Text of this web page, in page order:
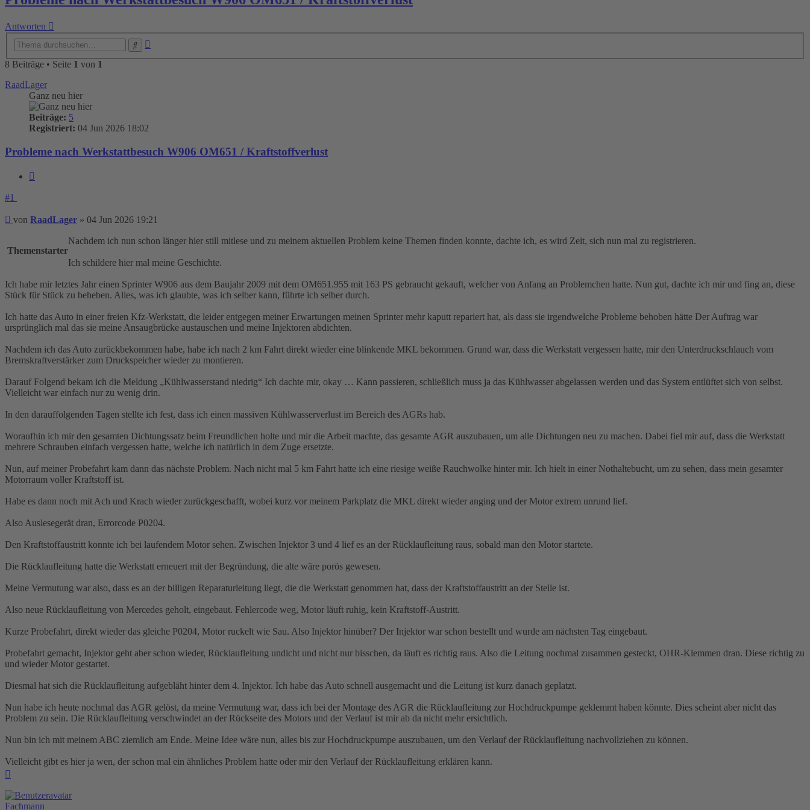
Antworten
8 Beiträge • Seite 1 von 1
RaadLager
Ganz neu hier
Beiträge: 5
Registriert: 04 Jun 2026 18:02
Probleme nach Werkstattbesuch W906 OM651 / Kraftstoffverlust
#1
Beitrag
von RaadLager » 04 Jun 2026 19:21
Themenstarter
Nachdem ich nun schon länger hier still mitlese und zu meinem aktuellen Problem keine Themen finden konnte, dachte ich, es wird Zeit, sich nun mal zu registrieren.
Ich schildere hier mal meine Geschichte.
Ich habe mir letztes Jahr einen Sprinter W906 aus dem Baujahr 2009 mit dem OM651.955 mit 163 PS gebraucht gekauft, welcher von Anfang an Problemchen hatte. Nun gut, dachte ich mir und fing an, diese
Stück für Stück zu beheben. Alles, was ich glaubte, was ich selber kann, führte ich selber durch.
Ich hatte das Auto in einer freien Kfz-Werkstatt, die leider entgegen meiner Erwartungen meinen Sprinter mehr kaputt repariert hat, als dass sie irgendwelche Probleme behoben hätte Der Auftrag war
ursprünglich mal das sie meine Ansaugbrücke austauschen und meine Injektoren abdichten.
Nachdem ich das Auto zurückbekommen habe, habe ich nach 2 km Fahrt direkt wieder eine blinkende MKL bekommen. Grund war, dass die Werkstatt vergessen hatte, mir den Unterdruckschlauch vom
Bremskraftverstärker zum Druckspeicher wieder zu montieren.
Darauf Folgend bekam ich die Meldung „Kühlwasserstand niedrig“ Ich dachte mir, okay … Kann passieren, schließlich muss ja das Kühlwasser abgelassen werden und das System entlüftet sich von selbst.
Vielleicht war einfach nur zu wenig drin.
In den darauffolgenden Tagen stellte ich fest, dass ich einen massiven Kühlwasserverlust im Bereich des AGRs hab.
Woraufhin ich mir den gesamten Dichtungssatz beim Freundlichen holte und mir die Arbeit machte, das gesamte AGR auszubauen, um alle Dichtungen neu zu machen. Dabei fiel mir auf, dass die Werkstatt
mehrere Schrauben einfach vergessen hatte, welche ich natürlich in dem Zuge ersetzte.
Nun, auf meiner Probefahrt kam dann das nächste Problem. Nach nicht mal 5 km Fahrt hatte ich eine riesige weiße Rauchwolke hinter mir. Ich hielt in einer Nothaltebucht, um zu sehen, dass mein gesamter
Motorraum voller Kraftstoff ist.
Habe es dann noch mit Ach und Krach wieder zurückgeschafft, wobei kurz vor meinem Parkplatz die MKL direkt wieder anging und der Motor extrem unrund lief.
Also Auslesegerät dran, Errorcode P0204.
Den Kraftstoffaustritt konnte ich bei laufendem Motor sehen. Zwischen Injektor 3 und 4 lief es an der Rücklaufleitung raus, sobald man den Motor startete.
Die Rücklaufleitung hatte die Werkstatt erneuert mit der Begründung, die alte wäre porös gewesen.
Meine Vermutung war also, dass es an der billigen Reparaturleitung liegt, die die Werkstatt genommen hat, dass der Kraftstoffaustritt an der Stelle ist.
Also neue Rücklaufleitung von Mercedes geholt, eingebaut. Fehlercode weg, Motor läuft ruhig, kein Kraftstoff-Austritt.
Kurze Probefahrt, direkt wieder das gleiche P0204, Motor ruckelt wie Sau. Also Injektor hinüber? Der Injektor war schon bestellt und wurde am nächsten Tag eingebaut.
Probefahrt gemacht, Injektor geht aber schon wieder, Rücklaufleitung undicht und nicht nur bisschen, da läuft es richtig raus. Also die Leitung nochmal zusammen gesteckt, OHR-Klemmen dran. Diese richtig zu
und wieder Motor gestartet.
Diesmal hat sich die Rücklaufleitung aufgebläht hinter dem 4. Injektor. Ich habe das Auto schnell ausgemacht und die Leitung ist kurz danach geplatzt.
Nun habe ich heute nochmal das AGR gelöst, da meine Vermutung war, dass ich bei der Montage des AGR die Rücklaufleitung zur Hochdruckpumpe geklemmt haben könnte. Dies scheint aber nicht das
Problem zu sein. Die Rücklaufleitung verschwindet an der Rückseite des Motors und der Verlauf ist mir ab da nicht mehr ersichtlich.
Nun bin ich mit meinem ABC ziemlich am Ende. Meine Idee wäre nun, alles bis zur Hochdruckpumpe auszubauen, um den Verlauf der Rücklaufleitung nachvollziehen zu können.
Vielleicht gibt es hier ja wen, der schon mal ein ähnliches Problem hatte oder mir den Verlauf der Rücklaufleitung erklären kann.
Fachmann